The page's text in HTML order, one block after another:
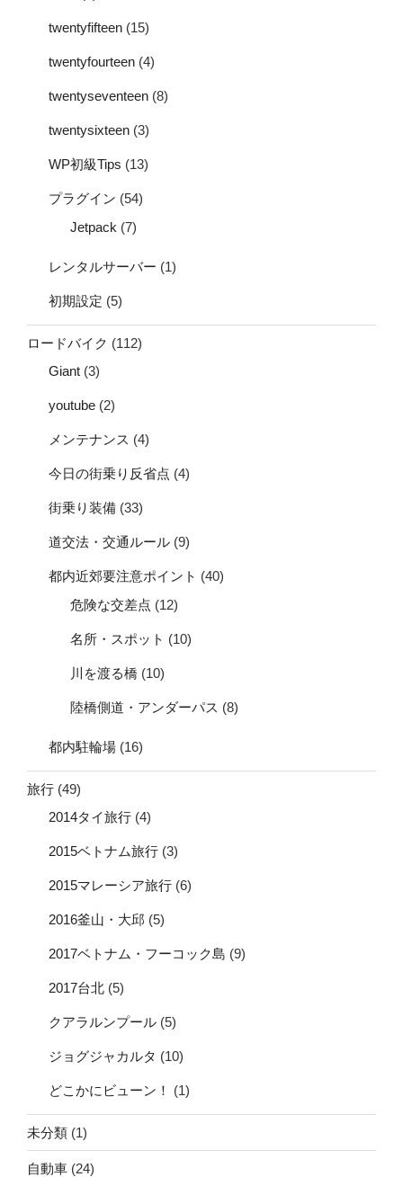
twentyfifteen (15)
twentyfourteen (4)
twentyseventeen (8)
twentysixteen (3)
WP初級Tips (13)
プラグイン (54)
Jetpack (7)
レンタルサーバー (1)
初期設定 (5)
ロードバイク (112)
Giant (3)
youtube (2)
メンテナンス (4)
今日の街乗り反省点 (4)
街乗り装備 (33)
道交法・交通ルール (9)
都内近郊要注意ポイント (40)
危険な交差点 (12)
名所・スポット (10)
川を渡る橋 (10)
陸橋側道・アンダーパス (8)
都内駐輪場 (16)
旅行 (49)
2014タイ旅行 (4)
2015ベトナム旅行 (3)
2015マレーシア旅行 (6)
2016釜山・大邱 (5)
2017ベトナム・フーコック島 (9)
2017台北 (5)
クアラルンプール (5)
ジョグジャカルタ (10)
どこかにビューン！ (1)
未分類 (1)
自動車 (24)